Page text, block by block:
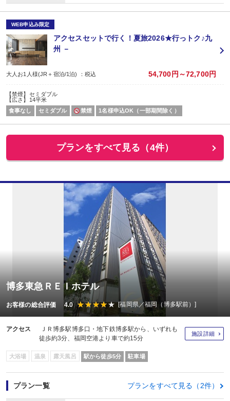
WEB申込み限定
アクセスセットで行く！夏旅2026★行っトク♪九
州 －
大人お1人様(JR＋宿泊/1泊) ：税込 54,700円～72,700円
【禁煙】セミダブル
【広さ】14平米
食事なし
セミダブル 禁煙 1名様申込OK（一部期間除く）
プランをすべて見る（4件）
博多東急ＲＥＩホテル
お客様の総合評価 4.0 [福岡県／福岡（博多駅前）]
アクセス
ＪＲ博多駅博多口・地下鉄博多駅から、いずれも
徒歩約3分、福岡空港より車で約15分
施設詳細
大浴場 温泉 露天風呂 駅から徒歩5分 駐車場
プラン一覧 プランをすべて見る（2件）